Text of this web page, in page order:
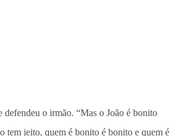
defendeu o irmão. “Mas o João é bonito
tem jeito, quem é bonito é bonito e quem é